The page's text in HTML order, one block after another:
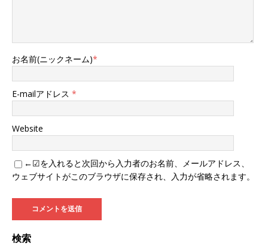
お名前(ニックネーム)*
E-mailアドレス *
Website
←☑を入れると次回から入力者のお名前、メールアドレス、
ウェブサイトがこのブラウザに保存され、入力が省略されます。
検索